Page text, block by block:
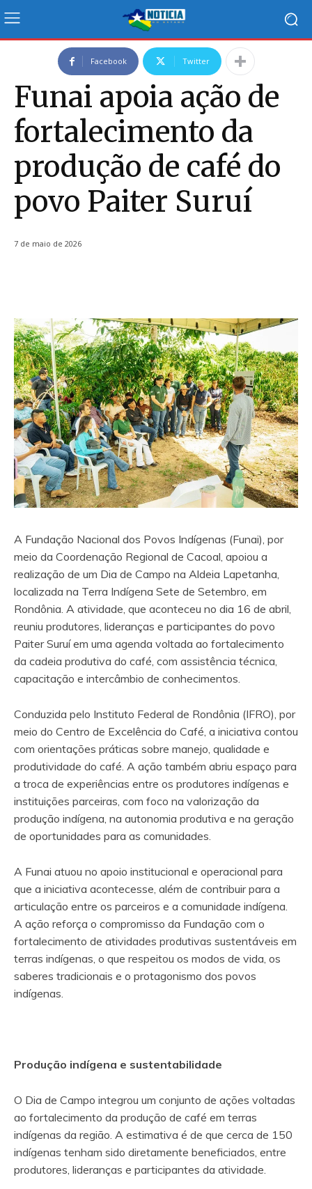
Facebook Twitter
Funai apoia ação de
fortalecimento da
produção de café do
povo Paiter Suruí
7 de maio de 2026
A Fundação Nacional dos Povos Indígenas (Funai), por
meio da Coordenação Regional de Cacoal, apoiou a
realização de um Dia de Campo na Aldeia Lapetanha,
localizada na Terra Indígena Sete de Setembro, em
Rondônia. A atividade, que aconteceu no dia 16 de abril,
reuniu produtores, lideranças e participantes do povo
Paiter Suruí em uma agenda voltada ao fortalecimento
da cadeia produtiva do café, com assistência técnica,
capacitação e intercâmbio de conhecimentos.
Conduzida pelo Instituto Federal de Rondônia (IFRO), por
meio do Centro de Excelência do Café, a iniciativa contou
com orientações práticas sobre manejo, qualidade e
produtividade do café. A ação também abriu espaço para
a troca de experiências entre os produtores indígenas e
instituições parceiras, com foco na valorização da
produção indígena, na autonomia produtiva e na geração
de oportunidades para as comunidades.
A Funai atuou no apoio institucional e operacional para
que a iniciativa acontecesse, além de contribuir para a
articulação entre os parceiros e a comunidade indígena.
A ação reforça o compromisso da Fundação com o
fortalecimento de atividades produtivas sustentáveis em
terras indígenas, o que respeitou os modos de vida, os
saberes tradicionais e o protagonismo dos povos
indígenas.
Produção indígena e sustentabilidade
O Dia de Campo integrou um conjunto de ações voltadas
ao fortalecimento da produção de café em terras
indígenas da região. A estimativa é de que cerca de 150
indígenas tenham sido diretamente beneficiados, entre
produtores, lideranças e participantes da atividade.